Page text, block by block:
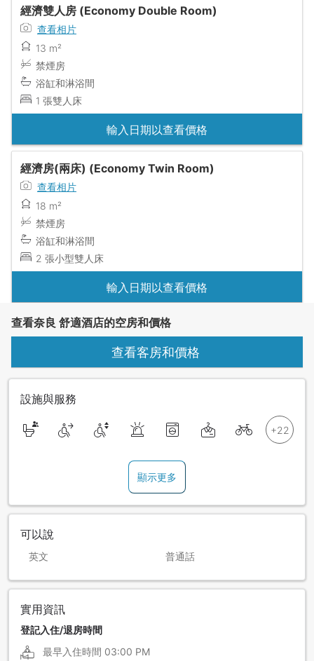
經濟雙人房 (Economy Double Room)
查看相片
13 m²
禁煙房
浴缸和淋浴間
1 張雙人床
輸入日期以查看價格
經濟房(兩床) (Economy Twin Room)
查看相片
18 m²
禁煙房
浴缸和淋浴間
2 張小型雙人床
輸入日期以查看價格
查看奈良 舒適酒店的空房和價格
查看客房和價格
設施與服務
顯示更多
可以說
英文 普通話
實用資訊
登記入住/退房時間
最早入住時間 03:00 PM